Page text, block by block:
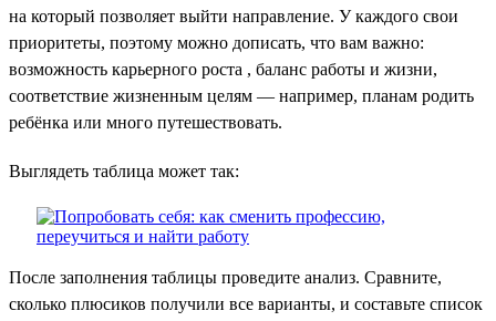
на который позволяет выйти направление. У каждого свои
приоритеты, поэтому можно дописать, что вам важно:
возможность карьерного роста , баланс работы и жизни,
соответствие жизненным целям — например, планам родить
ребёнка или много путешествовать.
Выглядеть таблица может так:
После заполнения таблицы проведите анализ. Сравните,
сколько плюсиков получили все варианты, и составьте список